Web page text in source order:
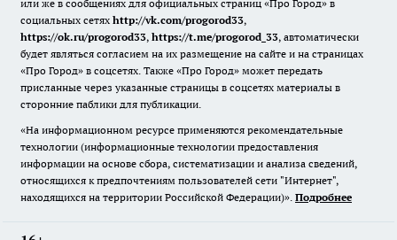
или же в сообщениях для официальных страниц «Про Город» в
социальных сетях http://vk.com/progorod33,
https://ok.ru/progorod33, https://t.me/progorod_33, автоматически
будет являться согласием на их размещение на сайте и на страницах
«Про Город» в соцсетях. Также «Про Город» может передать
присланные через указанные страницы в соцсетях материалы в
сторонние паблики для публикации.
«На информационном ресурсе применяются рекомендательные
технологии (информационные технологии предоставления
информации на основе сбора, систематизации и анализа сведений,
относящихся к предпочтениям пользователей сети "Интернет",
находящихся на территории Российской Федерации)». Подробнее